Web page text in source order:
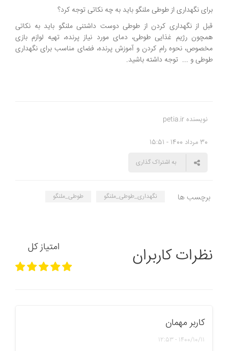
برای نگهداری از طوطی ملنگو باید به چه نکاتی توجه کرد؟
قبل از نگهداری کردن از طوطی دوست داشتنی ملنگو باید به نکاتی
همچون رژیم غذایی طوطی، دمای مورد نیاز پرنده، تهیه لوازم بازی
مخصوص، نحوه رام کردن و آموزش پرنده، فضای مناسب برای نگهداری
طوطی و ... توجه داشته باشید.
نویسنده petia.ir
30 مرداد 1400 - 15:51
به اشتراک گذاری
برچسب ها نگهداری_طوطی_ملنگو طوطی_ملنگو
نظرات کاربران امتیاز کل
کاربر مهمان
1400/10/11 - 12:53